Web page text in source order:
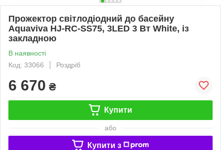
Прожектор світлодіодний до басейну
Aquaviva HJ-RC-SS75, 3LED 3 Вт White, із
закладною
В наявності
Код: 33066
Роздріб
6 670 ₴
Купити
або
Купити з